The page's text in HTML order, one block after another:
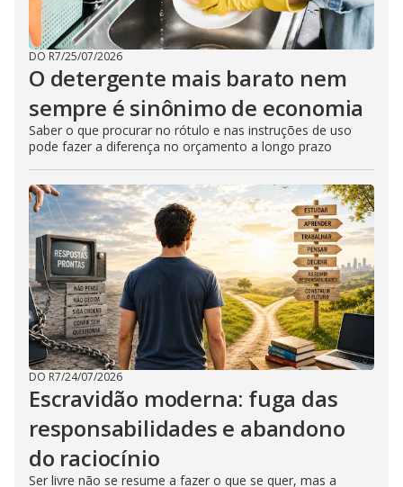
DO R7/25/07/2026
O detergente mais barato nem
sempre é sinônimo de economia
Saber o que procurar no rótulo e nas instruções de uso
pode fazer a diferença no orçamento a longo prazo
DO R7/24/07/2026
Escravidão moderna: fuga das
responsabilidades e abandono
do raciocínio
Ser livre não se resume a fazer o que se quer, mas a